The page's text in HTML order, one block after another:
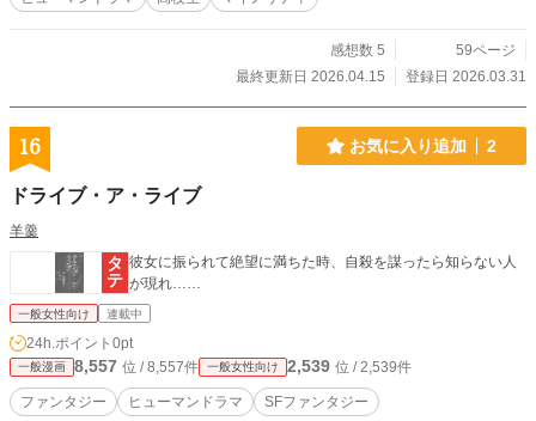
感想数 5
59ページ
最終更新日 2026.04.15
登録日 2026.03.31
16 お気に入り追加 2
ドライブ・ア・ライブ
羊羹
彼女に振られて絶望に満ちた時、自殺を謀ったら知らない人
が現れ……
一般女性向け 連載中
24h.ポイント 0pt
一般漫画 8,557 位 / 8,557件 一般女性向け 2,539 位 / 2,539件
ファンタジー ヒューマンドラマ SFファンタジー